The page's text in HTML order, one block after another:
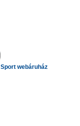
Sport webáruház